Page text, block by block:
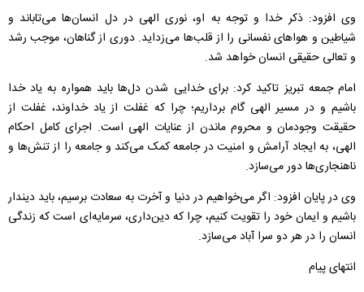
وی افزود: ذکر خدا و توجه به او، نوری الهی در دل انسان‌ها می‌تاباند و
شیاطین و هواهای نفسانی را از قلب‌ها می‌زداید. دوری از گناهان، موجب رشد
و تعالی حقیقی انسان خواهد شد.
امام جمعه تبریز تاکید کرد: برای خدایی شدن دل‌ها باید همواره به یاد خدا
باشیم و در مسیر الهی گام برداریم؛ چرا که غفلت از یاد خداوند، غفلت از
حقیقت وجودمان و محروم ماندن از عنایات الهی است. اجرای کامل احکام
الهی، به ایجاد آرامش و امنیت در جامعه کمک می‌کند و جامعه را از تنش‌ها و
ناهنجاری‌ها دور می‌سازد.
وی در پایان افزود: اگر می‌خواهیم در دنیا و آخرت به سعادت برسیم، باید دیندار
باشیم و ایمان خود را تقویت کنیم، چرا که دین‌داری، سرمایه‌ای است که زندگی
انسان را در هر دو سرا آباد می‌سازد.
انتهای پیام